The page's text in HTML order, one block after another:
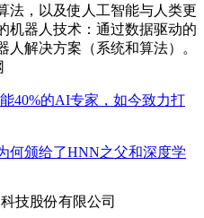
法，以及使人工智能与人类更
机器人技术：通过数据驱动的
解决方案（系统和算法）。
40%的AI专家，如今致力打
何颁给了HNN之父和深度学